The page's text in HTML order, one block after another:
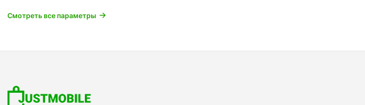
Смотреть все параметры